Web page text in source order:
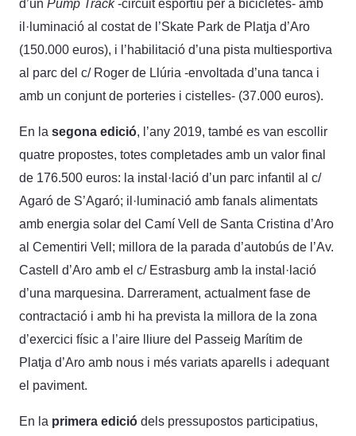
d’un Pump Track-circuit esportiu per a bicicletes- amb
il·luminació al costat de l’Skate Park de Platja d’Aro
(150.000 euros), i l’habilitació d’una pista multiesportiva
al parc del c/ Roger de Llúria -envoltada d’una tanca i
amb un conjunt de porteries i cistelles- (37.000 euros).
En la segona edició, l’any 2019, també es van escollir
quatre propostes, totes completades amb un valor final
de 176.500 euros: la instal·lació d’un parc infantil al c/
Agaró de S’Agaró; il·luminació amb fanals alimentats
amb energia solar del Camí Vell de Santa Cristina d’Aro
al Cementiri Vell; millora de la parada d’autobús de l’Av.
Castell d’Aro amb el c/ Estrasburg amb la instal·lació
d’una marquesina. Darrerament, actualment fase de
contractació i amb hi ha prevista la millora de la zona
d’exercici físic a l’aire lliure del Passeig Marítim de
Platja d’Aro amb nous i més variats aparells i adequant
el paviment.
En la primera edició dels pressupostos participatius,